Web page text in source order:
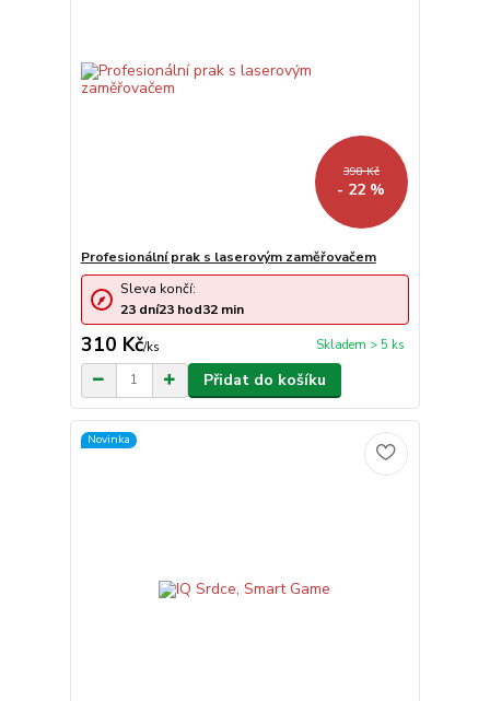
398 Kč
- 22 %
Profesionální prak s laserovým zaměřovačem
310 Kč/ks Skladem > 5 ks
Sleva končí:
23 dní23 hod32 min
Přidat do košíku
Novinka